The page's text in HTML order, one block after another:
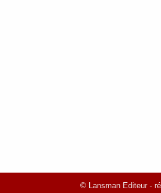
© Lansman Editeur -